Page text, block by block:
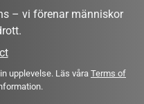
– vi förenar människor
upplevelse. Läs våra Terms of